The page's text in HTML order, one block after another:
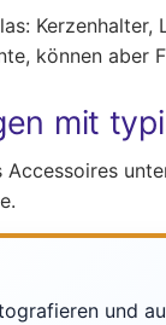
Kerzenhalter,
können aber
mit
und